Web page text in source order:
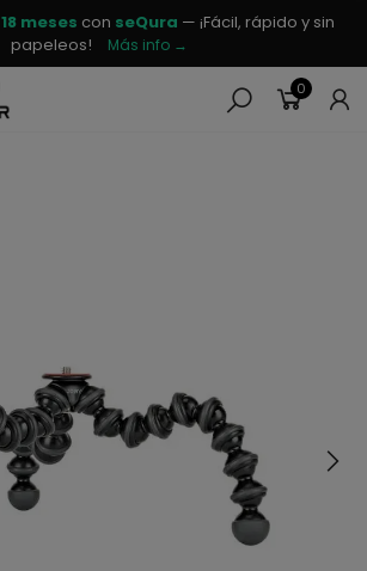
18 meses con seQura — ¡Fácil, rápido y sin
papeleos!
Más info →
0